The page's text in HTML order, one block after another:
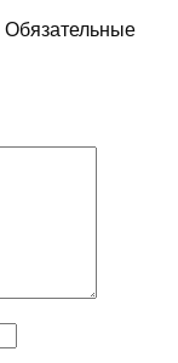
Обязательные